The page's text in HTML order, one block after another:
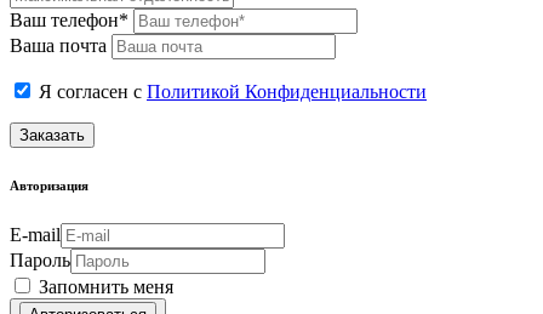
Ваш телефон*
Ваша почта
Я согласен с Политикой Конфиденциальности
Заказать
Авторизация
E-mail
Пароль
Запомнить меня